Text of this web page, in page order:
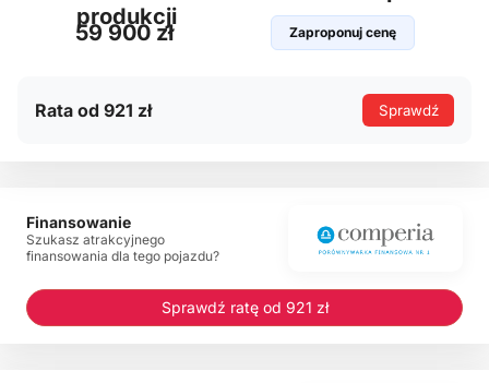
59 900 zł Zaproponuj cenę
Rata od 921 zł Sprawdź
Finansowanie
Szukasz atrakcyjnego
finansowania dla tego pojazdu?
Sprawdź ratę od 921 zł